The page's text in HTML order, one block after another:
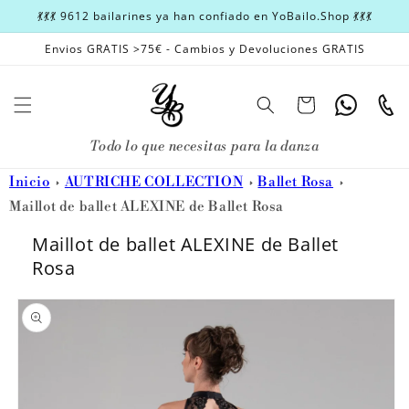
directamente
al contenido
💃💃💃 9612 bailarines ya han confiado en YoBailo.Shop 💃💃💃
Envios GRATIS >75€ - Cambios y Devoluciones GRATIS
CarritoWhatsapp
Todo lo que necesitas para la danza
Inicio AUTRICHE COLLECTION
Ballet Rosa
Maillot de ballet ALEXINE de Ballet Rosa
Maillot de ballet ALEXINE de Ballet
Rosa
directamente
a la
información